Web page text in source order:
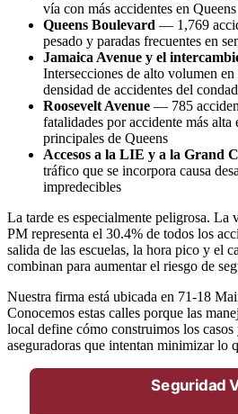
vía con más accidentes en Queens
Queens Boulevard — 1,769
pesado y paradas frecuentes en
Jamaica Avenue y el
Intersecciones de alto volumen
densidad de accidentes del
Roosevelt Avenue — 785
fatalidades por accidente más alta
principales de Queens
Accesos a la LIE y a la Grand
tráfico que se incorpora causa
impredecibles
La tarde es especialmente peligrosa. La
PM representa el 30.4% de todos los
salida de las escuelas, la hora pico y el
combinan para aumentar el riesgo de
Nuestra firma está ubicada en 71-18
Conocemos estas calles porque las
local define cómo construimos los
aseguradoras que intentan minimizar lo